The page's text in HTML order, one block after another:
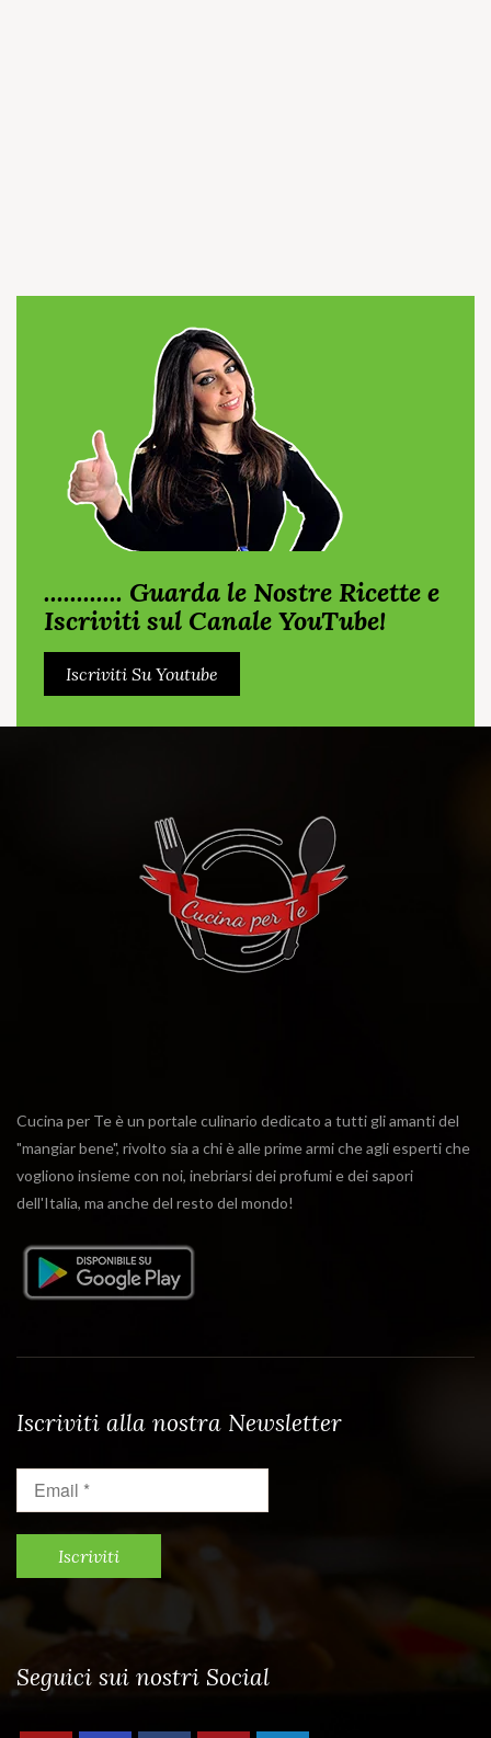
............ Guarda le Nostre Ricette e
Iscriviti sul Canale YouTube!
Iscriviti Su Youtube
Cucina per Te è un portale culinario dedicato a tutti gli amanti del
"mangiar bene", rivolto sia a chi è alle prime armi che agli esperti che
vogliono insieme con noi, inebriarsi dei profumi e dei sapori
dell'Italia, ma anche del resto del mondo!
Iscriviti alla nostra Newsletter
Seguici sui nostri Social